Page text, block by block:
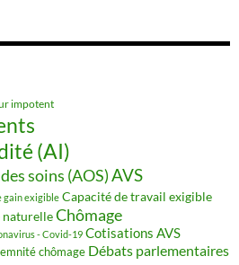
impotent
(AI)
soins (AOS)AVS
gain exigible Capacité de travail exigible
naturelleChômage
- Covid-19 Cotisations AVS
chômage Débats parlementaires